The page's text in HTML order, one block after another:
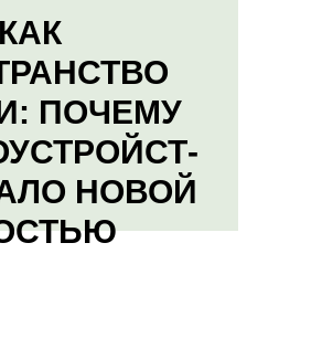
ПОЧЕМУ
НОВОЙ